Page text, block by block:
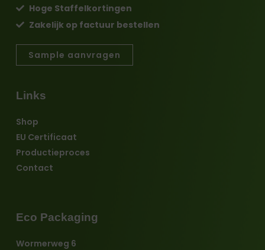
Eco Packaging
Wormerweg 6
Links
Shop
EU Certificaat
Productieproces
Contact
Hoge Staffelkortingen
Zakelijk op factuur bestellen
Sample aanvragen